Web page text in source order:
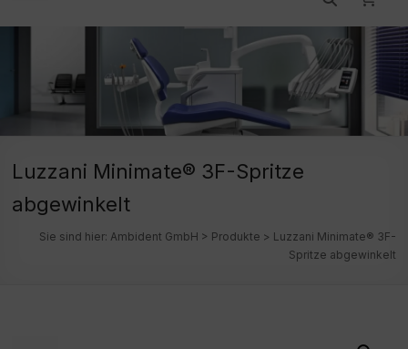
Luzzani Minimate® 3F-Spritze
abgewinkelt
Sie sind hier: Ambident GmbH > Produkte > Luzzani Minimate® 3F-
Spritze abgewinkelt